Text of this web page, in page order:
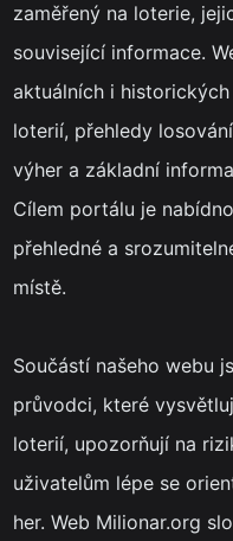
zaměřený na loterie,
související informace.
aktuálních i
loterií, přehledy
výher a základní
Cílem portálu je
přehledné a
místě.
Součástí našeho webu
průvodci, které
loterií, upozorňují na
uživatelům lépe se
her. Web Milionar.org